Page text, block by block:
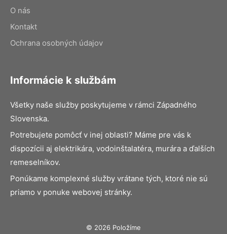
O nás
Kontakt
Ochrana osobných údajov
Informácie k službám
Všetky naše služby poskytujeme v rámci Západného
Slovenska.
Potrebujete pomôcť v inej oblasti? Máme pre vás k
dispozícii aj elektrikára, vodoinštalatéra, murára a ďalších
remeselníkov.
Ponúkame komplexné služby vrátane tých, ktoré nie sú
priamo v ponuke webovej stránky.
© 2026 Položíme